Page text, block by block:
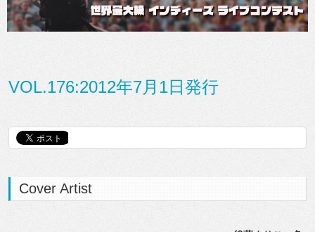
VOL.176:2012年7月1日発行
Cover Artist